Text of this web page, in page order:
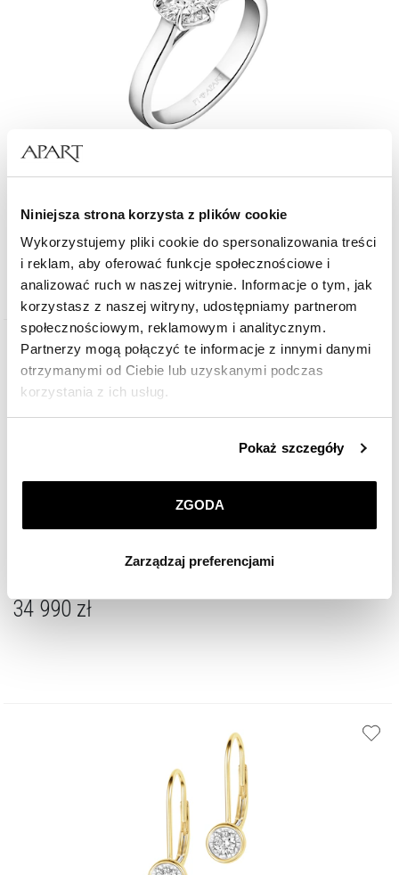
Niniejsza strona korzysta z plików cookie
Wykorzystujemy pliki cookie do spersonalizowania treści
i reklam, aby oferować funkcje społecznościowe i
analizować ruch w naszej witrynie. Informacje o tym, jak
korzystasz z naszej witryny, udostępniamy partnerom
społecznościowym, reklamowym i analitycznym.
Partnerzy mogą połączyć te informacje z innymi danymi
otrzymanymi od Ciebie lub uzyskanymi podczas
korzystania z ich usług.
przez nas plików cookie znajdziesz wPolityce
korzystamy. Możesz również wybrać jaki rodzaj plików
Zarządzaj preferencjami
Pokaż szczegóły
ZGODA
Zarządzaj preferencjami
Pierścionek z białego złota z brylantem - 0,70 ct - próba 585
34 990 zł
34 990 zł